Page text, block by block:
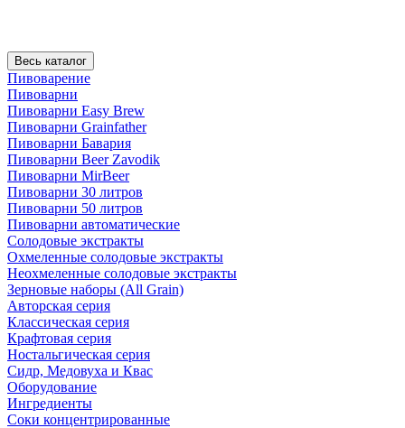
Весь каталог
Пивоварение
Пивоварни
Пивоварни Easy Brew
Пивоварни Grainfather
Пивоварни Бавария
Пивоварни Beer Zavodik
Пивоварни MirBeer
Пивоварни 30 литров
Пивоварни 50 литров
Пивоварни автоматические
Солодовые экстракты
Охмеленные солодовые экстракты
Неохмеленные солодовые экстракты
Зерновые наборы (All Grain)
Авторская серия
Классическая серия
Крафтовая серия
Ностальгическая серия
Сидр, Медовуха и Квас
Оборудование
Ингредиенты
Соки концентрированные